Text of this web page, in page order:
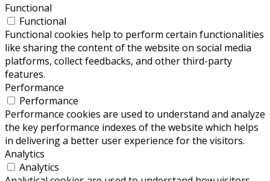
Functional
Functional
Functional cookies help to perform certain functionalities
like sharing the content of the website on social media
platforms, collect feedbacks, and other third-party
features.
Performance
Performance
Performance cookies are used to understand and analyze
the key performance indexes of the website which helps
in delivering a better user experience for the visitors.
Analytics
Analytics